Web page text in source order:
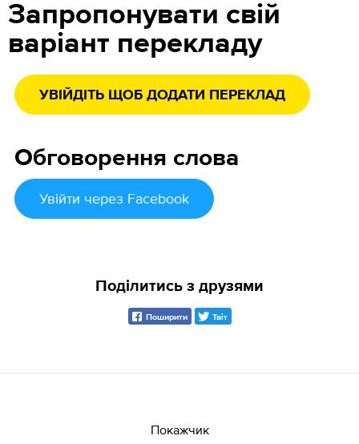
Запропонувати свій
варіант перекладу
УВІЙДІТЬ ЩОБ ДОДАТИ ПЕРЕКЛАД
Обговорення слова
Увійти через Facebook
Поділитись з друзями
Поширити Твіт
Покажчик